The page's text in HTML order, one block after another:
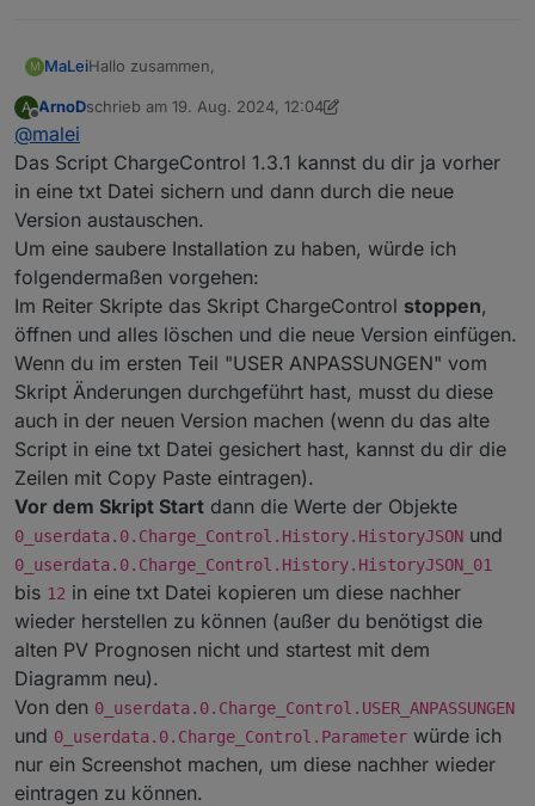
M MaLeiHallo zusammen,
wie upgrade ich eigentlich auf eine neue Charge
Meine Version (1.3.1) läuft seit längerer Zeit sehr gut und
ich möchte sie mir nicht "zerstören", indem ich einfach
die aktuelle drüber kopiere.
MaLei
A
Offline
ArnoDschrieb am 19. Aug. 2024, 12:04
zuletzt editiert von ArnoD
@malei
Das Script ChargeControl 1.3.1 kannst du dir ja vorher
in eine txt Datei sichern und dann durch die neue
Version austauschen.
Um eine saubere Installation zu haben, würde ich
folgendermaßen vorgehen:
Im Reiter Skripte das Skript ChargeControl stoppen,
öffnen und alles löschen und die neue Version einfügen.
Wenn du im ersten Teil "USER ANPASSUNGEN" vom
Skript Änderungen durchgeführt hast, musst du diese
auch in der neuen Version machen (wenn du das alte
Script in eine txt Datei gesichert hast, kannst du dir die
Zeilen mit Copy Paste eintragen).
Vor dem Skript Start dann die Werte der Objekte
0_userdata.0.Charge_Control.History.HistoryJSON und
0_userdata.0.Charge_Control.History.HistoryJSON_01
bis 12 in eine txt Datei kopieren um diese nachher
wieder herstellen zu können (außer du benötigst die
alten PV Prognosen nicht und startest mit dem
Diagramm neu).
Von den 0_userdata.0.Charge_Control.USER_ANPASSUNGEN
und 0_userdata.0.Charge_Control.Parameter würde ich
nur ein Screenshot machen, um diese nachher wieder
eintragen zu können.